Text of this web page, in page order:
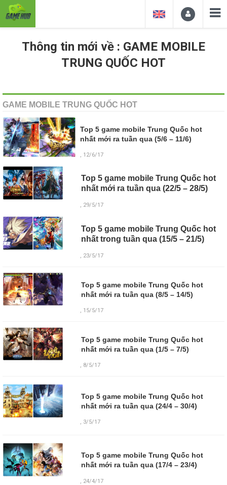
Thông tin mới về : GAME MOBILE
TRUNG QUỐC HOT
GAME MOBILE TRUNG QUỐC HOT
Top 5 game mobile Trung Quốc hot
nhất mới ra tuần qua (5/6 – 11/6)
, 12/6/17
Top 5 game mobile Trung Quốc hot
nhất mới ra tuần qua (22/5 – 28/5)
, 29/5/17
Top 5 game mobile Trung Quốc hot
nhất trong tuần qua (15/5 – 21/5)
, 23/5/17
Top 5 game mobile Trung Quốc hot
nhất mới ra tuần qua (8/5 – 14/5)
, 15/5/17
Top 5 game mobile Trung Quốc hot
nhất mới ra tuần qua (1/5 – 7/5)
, 8/5/17
Top 5 game mobile Trung Quốc hot
nhất mới ra tuần qua (24/4 – 30/4)
, 3/5/17
Top 5 game mobile Trung Quốc hot
nhất mới ra tuần qua (17/4 – 23/4)
24/4/17